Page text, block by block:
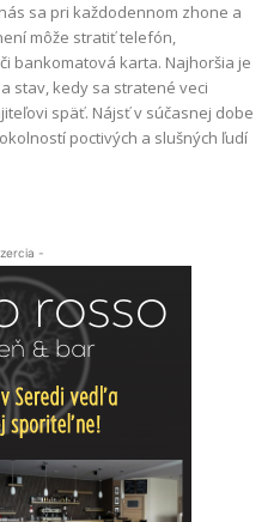
sa pri každodennom zhone a
môže stratiť telefón,
bankomatová karta. Najhoršia je
stav, kedy sa stratené veci
v súčasnej dobe
poctivých a slušných ľudí
-